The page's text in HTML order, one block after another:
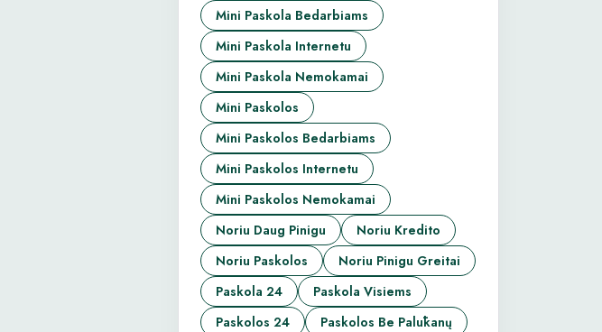
Mini Paskola Bedarbiams
Mini Paskola Internetu
Mini Paskola Nemokamai
Mini Paskolos
Mini Paskolos Bedarbiams
Mini Paskolos Internetu
Mini Paskolos Nemokamai
Noriu Daug Pinigu
Noriu Kredito
Noriu Paskolos
Noriu Pinigu Greitai
Paskola 24
Paskola Visiems
Paskolos 24
Paskolos Be Palūkanų